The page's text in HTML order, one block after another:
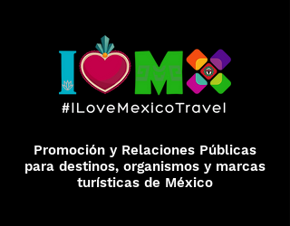
Promoción y Relaciones Públicas
para destinos, organismos y marcas
turísticas de México